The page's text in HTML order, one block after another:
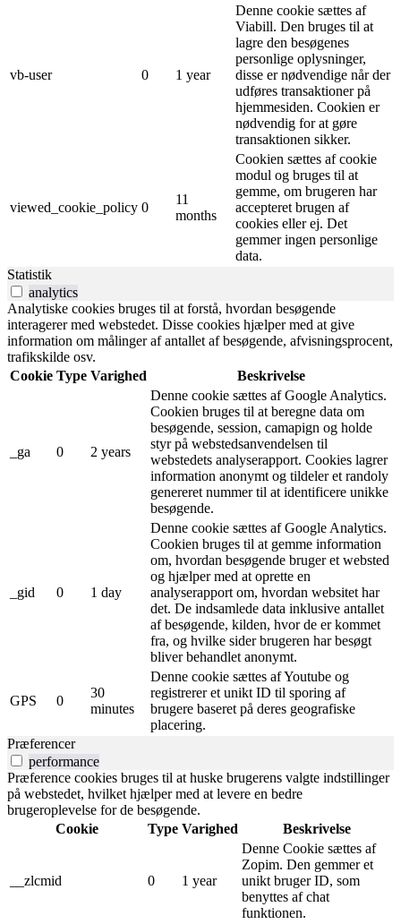
vb-user 0 1 year
Denne cookie sættes af
Viabill. Den bruges til at
lagre den besøgenes
personlige oplysninger,
disse er nødvendige når der
udføres transaktioner på
hjemmesiden. Cookien er
nødvendig for at gøre
transaktionen sikker.
viewed_cookie_policy 0
11
months
Cookien sættes af cookie
modul og bruges til at
gemme, om brugeren har
accepteret brugen af ​​
cookies eller ej. Det
gemmer ingen personlige
data.
Statistik
analytics
Analytiske cookies bruges til at forstå, hvordan besøgende
interagerer med webstedet. Disse cookies hjælper med at give
information om målinger af antallet af besøgende, afvisningsprocent,
trafikskilde osv.
Cookie Type Varighed Beskrivelse
_ga 0 2 years
Denne cookie sættes af Google Analytics.
Cookien bruges til at beregne data om
besøgende, session, camapign og holde
styr på webstedsanvendelsen til
webstedets analyserapport. Cookies lagrer
information anonymt og tildeler et randoly
genereret nummer til at identificere unikke
besøgende.
_gid 0 1 day
Denne cookie sættes af Google Analytics.
Cookien bruges til at gemme information
om, hvordan besøgende bruger et websted
og hjælper med at oprette en
analyserapport om, hvordan websitet har
det. De indsamlede data inklusive antallet
af besøgende, kilden, hvor de er kommet
fra, og hvilke sider brugeren har besøgt
bliver behandlet anonymt.
GPS 0
30
minutes
Denne cookie sættes af Youtube og
registrerer et unikt ID til sporing af
brugere baseret på deres geografiske
placering.
Præferencer
performance
Præference cookies bruges til at huske brugerens valgte indstillinger
på webstedet, hvilket hjælper med at levere en bedre
brugeroplevelse for de besøgende.
Cookie
Type Varighed Beskrivelse
__zlcmid 0 1 year
Denne Cookie sættes af
Zopim. Den gemmer et
unikt bruger ID, som
benyttes af chat
funktionen.